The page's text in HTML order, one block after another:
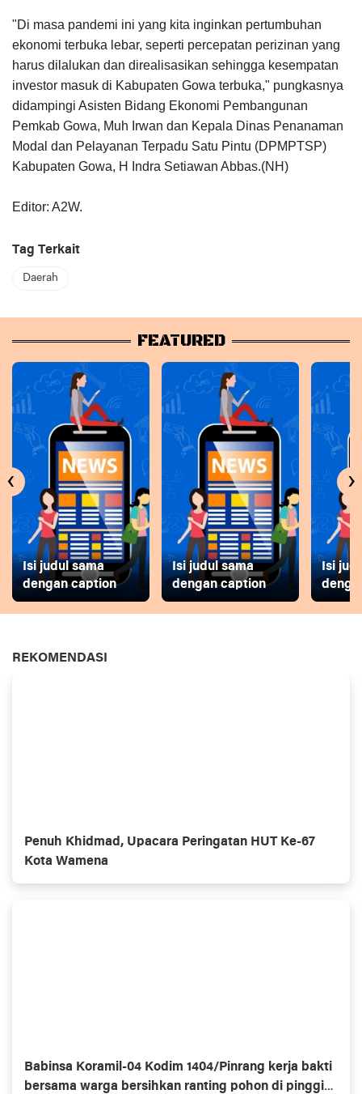
"Di masa pandemi ini yang kita inginkan pertumbuhan
ekonomi terbuka lebar, seperti percepatan perizinan yang
harus dilalukan dan direalisasikan sehingga kesempatan
investor masuk di Kabupaten Gowa terbuka," pungkasnya
didampingi Asisten Bidang Ekonomi Pembangunan
Pemkab Gowa, Muh Irwan dan Kepala Dinas Penanaman
Modal dan Pelayanan Terpadu Satu Pintu (DPMPTSP)
Kabupaten Gowa, H Indra Setiawan Abbas.(NH)
Editor: A2W.
Tag Terkait
Daerah
FEATURED
Isi judul sama
dengan caption
Isi judul sama
dengan caption
Isi
‹ ›
REKOMENDASI
Penuh Khidmad, Upacara Peringatan HUT Ke-67
Kota Wamena
Babinsa Koramil-04 Kodim 1404/Pinrang kerja bakti
bersama warga bersihkan ranting pohon di pinggir